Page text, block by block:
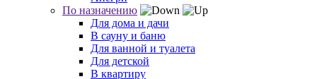
По назначению
Для дома и дачи
В сауну и баню
Для ванной и туалета
Для детской
В квартиру